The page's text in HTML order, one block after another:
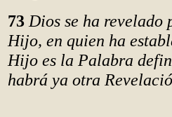
73 Dios se ha revelado
Hijo, en quien ha
Hijo es la Palabra
habrá ya otra